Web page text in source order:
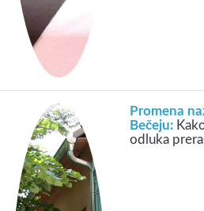
Promena
Bečeju:
odluka